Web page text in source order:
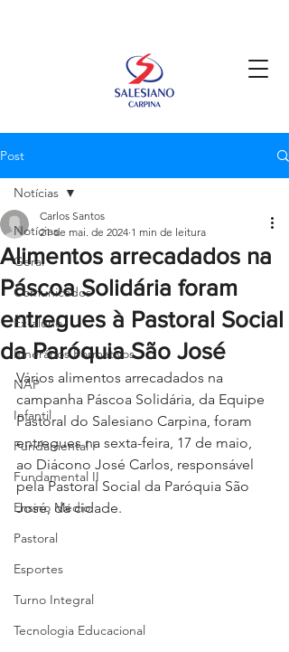
Post
Notícias
Geral
Comunicados
Ex-aluno
Itinerários Formativos
NAP
Infantil
Fundamental I
Fundamental II
Ensino Médio
Pastoral
Esportes
Turno Integral
Tecnologia Educacional
Notícias
Alimentos arrecadados na
Páscoa Solidária foram
entregues à Pastoral Social
da Paróquia São José
Carlos Santos
21 de mai. de 2024 1 min de leitura
Vários alimentos arrecadados na
campanha Páscoa Solidária, da Equipe
Pastoral do Salesiano Carpina, foram
entregues na sexta-feira, 17 de maio,
ao Diácono José Carlos, responsável
pela Pastoral Social da Paróquia São
José, da cidade.